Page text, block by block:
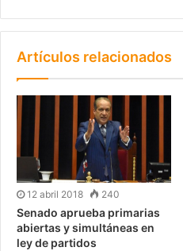
Artículos relacionados
12 abril 2018 240
Senado aprueba primarias
abiertas y simultáneas en
ley de partidos